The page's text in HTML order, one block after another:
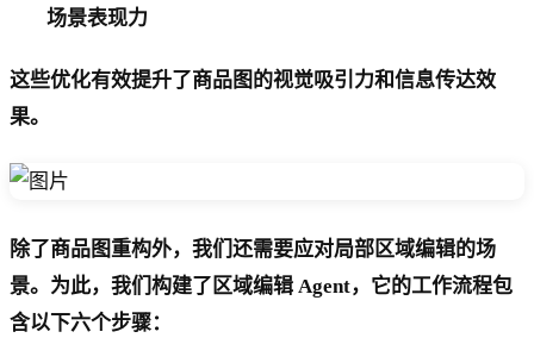
场景表现力
这些优化有效提升了商品图的视觉吸引力和信息传达效
果。
除了商品图重构外，我们还需要应对局部区域编辑的场
景。为此，我们构建了区域编辑 Agent，它的工作流程包
含以下六个步骤：